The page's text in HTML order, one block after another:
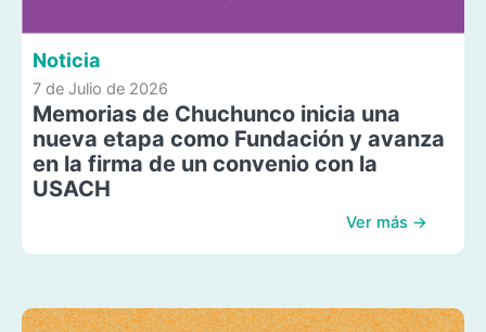
Noticia
7 de Julio de 2026
Memorias de Chuchunco inicia una
nueva etapa como Fundación y avanza
en la firma de un convenio con la
USACH
Ver más →